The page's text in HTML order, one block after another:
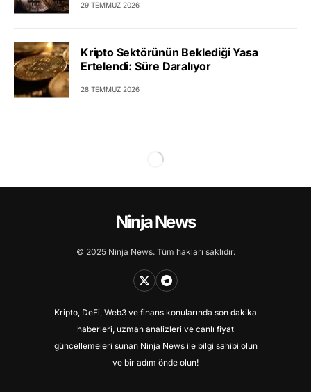
29 TEMMUZ 2026
Kripto Sektörünün Beklediği Yasa
Ertelendi: Süre Daralıyor
28 TEMMUZ 2026
Ninja News
© 2025 Ninja News. Tüm hakları saklıdır.
Kripto, DeFi, Web3 ve finans konularında son dakika
haberleri, uzman analizleri ve canlı fiyat
güncellemeleri sunan Ninja News ile bilgi sahibi olun
ve bir adım önde olun!